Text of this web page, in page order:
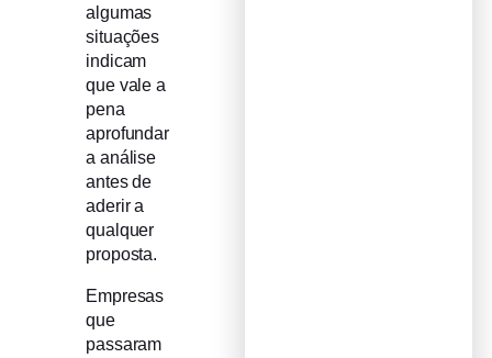
algumas
situações
indicam
que vale a
pena
aprofundar
a análise
antes de
aderir a
qualquer
proposta.
Empresas
que
passaram